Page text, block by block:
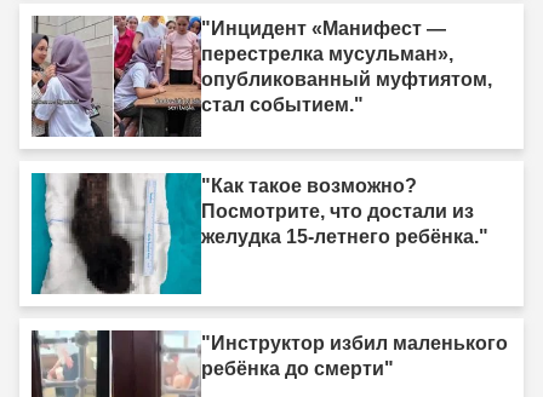
"Инцидент «Манифест —
перестрелка мусульман»,
опубликованный муфтиятом,
стал событием."
"Как такое возможно?
Посмотрите, что достали из
желудка 15-летнего ребёнка."
"Инструктор избил маленького
ребёнка до смерти"